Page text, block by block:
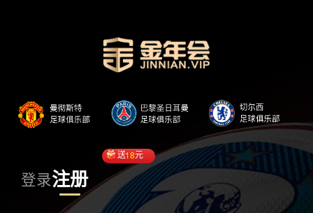
登录注册
送18元